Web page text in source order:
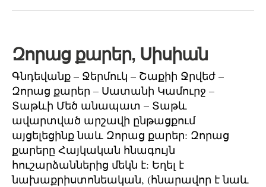
Զորաց քարեր, Սիսիան
Գնդեվանք – Ջերմուկ – Շաքիի Ջրվեժ –
Զորաց քարեր – Սատանի Կամուրջ –
Տաթևի Մեծ անապատ – Տաթև
ավարտված արշավի ընթացքում
այցելեցինք նաև Զորաց քարեր: Զորաց
քարերը Հայկական հնագույն
հուշարձաններից մեկն է: Եղել է
նախաքրիստոնեական, (հնարավոր է նաև